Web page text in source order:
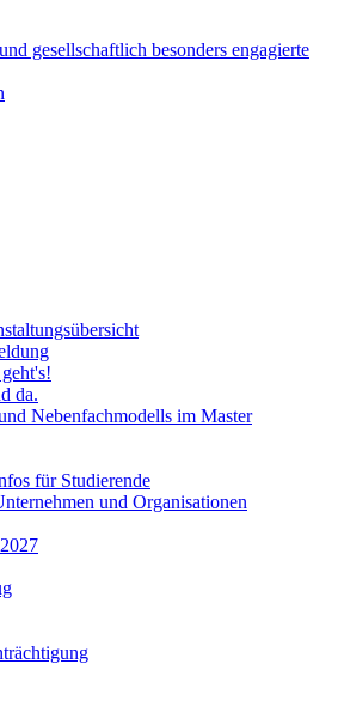
gesellschaftlich besonders engagierte
da.
Nebenfachmodells im Master
für Studierende
und Organisationen